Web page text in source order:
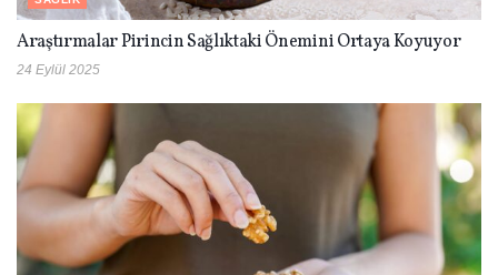
Araştırmalar Pirincin Sağlıktaki Önemini Ortaya Koyuyor
24 Eylül 2025